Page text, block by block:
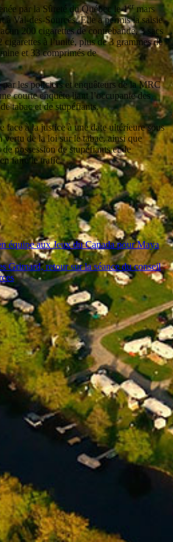
par la Sûreté du Québec le 1ermars
à Val-des-Sources. Elle a permis la saisie
200 cigarettes de contrebande, 3 sacs
cigarettes à l’unité, plus de 3 grammes de
et 33 comprimés de
par les policiers et enquêteurs de la MRC
courte enquête liant l’occupante des
tabac et de stupéfiants.
face à la justice à une date ultérieure sous
vertu de la loi sur le tabac, ainsi que
possession de stupéfiants et de
faire le trafic.
équipe aux Jeux du Canada pour Maya
Grimard, retour sur la séance du conseil